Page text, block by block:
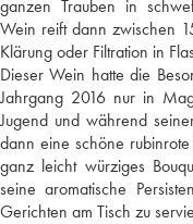
ganzen Trauben in
Wein reift dann zwischen
Klärung oder Filtration in
Dieser Wein hatte die
Jahrgang 2016 nur in
Jugend und während
dann eine schöne
ganz leicht würziges
seine aromatische
Gerichten am Tisch zu